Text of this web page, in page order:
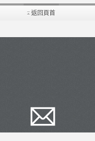
返回頁首